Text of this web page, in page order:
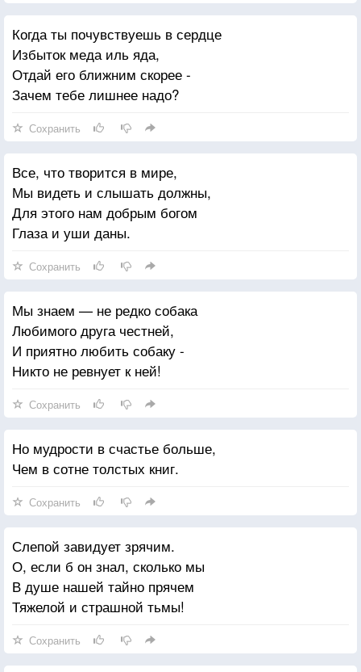
Когда ты почувствуешь в сердце
Избыток меда иль яда,
Отдай его ближним скорее -
Зачем тебе лишнее надо?
Сохранить
Все, что творится в мире,
Мы видеть и слышать должны,
Для этого нам добрым богом
Глаза и уши даны.
Сохранить
Мы знаем — не редко собака
Любимого друга честней,
И приятно любить собаку -
Никто не ревнует к ней!
Сохранить
Но мудрости в счастье больше,
Чем в сотне толстых книг.
Сохранить
Слепой завидует зрячим.
О, если б он знал, сколько мы
В душе нашей тайно прячем
Тяжелой и страшной тьмы!
Сохранить